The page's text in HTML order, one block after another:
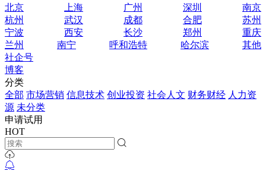
北京
上海 广州 深圳
南京
杭州
武汉 成都 合肥
苏州
宁波
西安 长沙 郑州
重庆
兰州
南宁 呼和浩特 哈尔滨
其他
社企号
博客
分类
全部 市场营销 信息技术 创业投资 社会人文 财务财经 人力资
源 未分类
申请试用
HOT